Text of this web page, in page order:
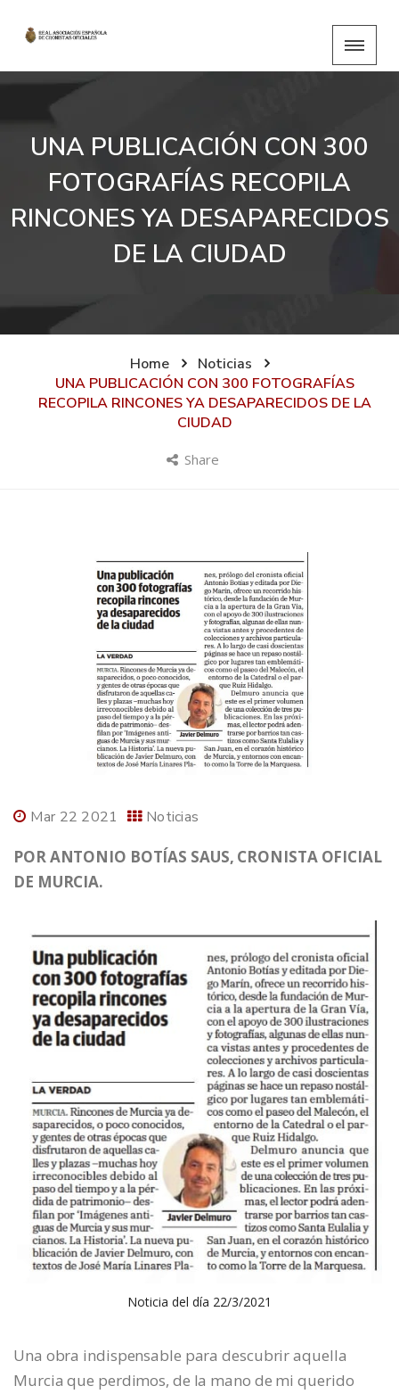
UNA PUBLICACIÓN CON 300
FOTOGRAFÍAS RECOPILA
RINCONES YA DESAPARECIDOS
DE LA CIUDAD
Home
Noticias
UNA PUBLICACIÓN CON 300 FOTOGRAFÍAS
RECOPILA RINCONES YA DESAPARECIDOS DE LA
CIUDAD
Share
Mar 22 2021 Noticias
POR ANTONIO BOTÍAS SAUS, CRONISTA OFICIAL
DE MURCIA.
Noticia del día 22/3/2021
Una obra indispensable para descubrir aquella
Murcia que perdimos, de la mano de mi querido